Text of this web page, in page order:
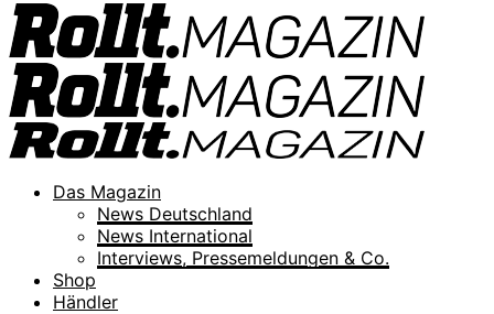
Das Magazin
News Deutschland
News International
Interviews, Pressemeldungen & Co.
Shop
Händler